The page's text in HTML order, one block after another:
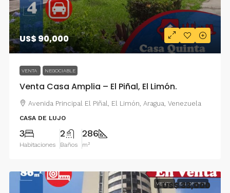
US$ 90,000
VENTA NEGOCIABLE
Venta Casa Amplia – El Piñal, El Limón.
Avenida Principal El Piñal, El Limón, Aragua, Venezuela
CASA DE LUJO
3
Habitaciones
2
Baños
286
m²
VENTA EN OFERTA
US$ 33,000